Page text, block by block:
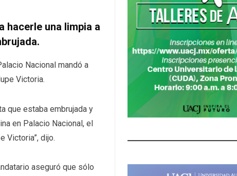
hacerle una limpia a
Nacional mandó a
Victoria.
que estaba embrujada y
en Palacio Nacional, el
Victoria”, dijo.
aseguró que sólo